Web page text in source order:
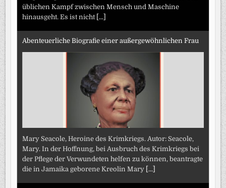
üblichen Kampf zwischen Mensch und Maschine
hinausgeht. Es ist nicht [...]
Abenteuerliche Biografie einer außergewöhnlichen Frau
Mary Seacole, Heroine des Krimkriegs. Autor: Seacole,
Mary. In der Hoffnung, bei Ausbruch des Krimkriegs bei
der Pflege der Verwundeten helfen zu können, beantragte
die in Jamaika geborene Kreolin Mary [...]